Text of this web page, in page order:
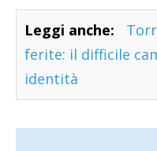
Leggi anche:
ferite: il difficile
identità